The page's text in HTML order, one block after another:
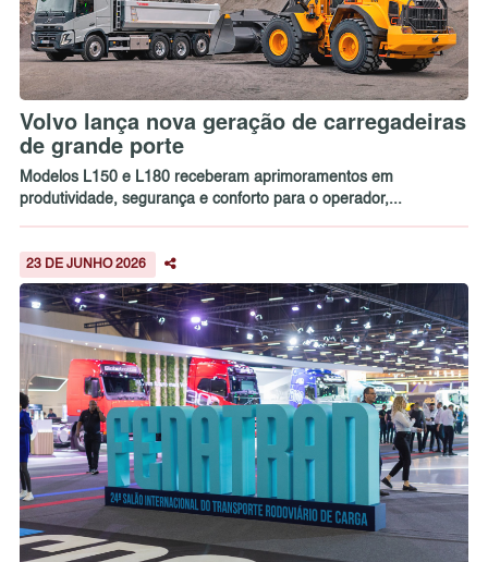
Volvo lança nova geração de carregadeiras
de grande porte
Modelos L150 e L180 receberam aprimoramentos em
produtividade, segurança e conforto para o operador,...
23 DE JUNHO 2026